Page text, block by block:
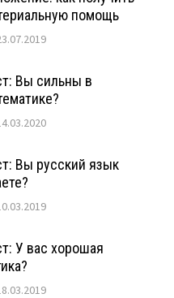
помощь
Вы сильны в
Вы русский язык
У вас хорошая